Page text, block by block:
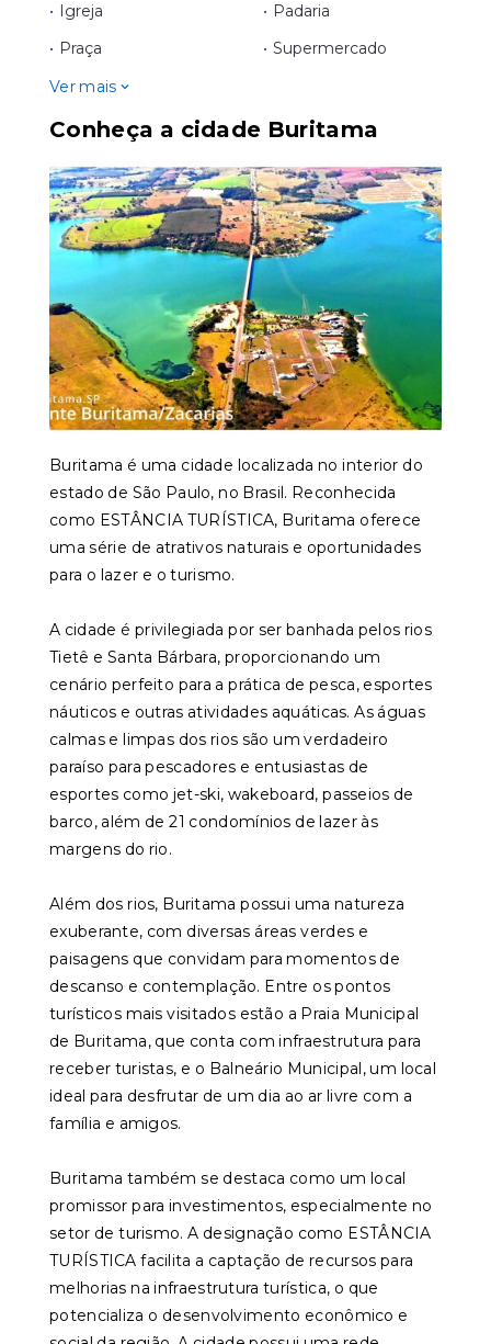
• Igreja • Padaria
• Praça • Supermercado
Ver mais
Conheça a cidade Buritama
Buritama é uma cidade localizada no interior do
estado de São Paulo, no Brasil. Reconhecida
como ESTÂNCIA TURÍSTICA, Buritama oferece
uma série de atrativos naturais e oportunidades
para o lazer e o turismo.
A cidade é privilegiada por ser banhada pelos rios
Tietê e Santa Bárbara, proporcionando um
cenário perfeito para a prática de pesca, esportes
náuticos e outras atividades aquáticas. As águas
calmas e limpas dos rios são um verdadeiro
paraíso para pescadores e entusiastas de
esportes como jet-ski, wakeboard, passeios de
barco, além de 21 condomínios de lazer às
margens do rio.
Além dos rios, Buritama possui uma natureza
exuberante, com diversas áreas verdes e
paisagens que convidam para momentos de
descanso e contemplação. Entre os pontos
turísticos mais visitados estão a Praia Municipal
de Buritama, que conta com infraestrutura para
receber turistas, e o Balneário Municipal, um local
ideal para desfrutar de um dia ao ar livre com a
família e amigos.
Buritama também se destaca como um local
promissor para investimentos, especialmente no
setor de turismo. A designação como ESTÂNCIA
TURÍSTICA facilita a captação de recursos para
melhorias na infraestrutura turística, o que
potencializa o desenvolvimento econômico e